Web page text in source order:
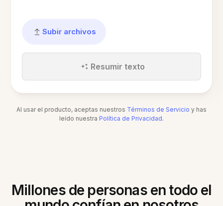
Subir archivos
Resumir texto
Al usar el producto, aceptas nuestros Términos de Servicio y has
leído nuestra Política de Privacidad.
Millones de personas en todo el